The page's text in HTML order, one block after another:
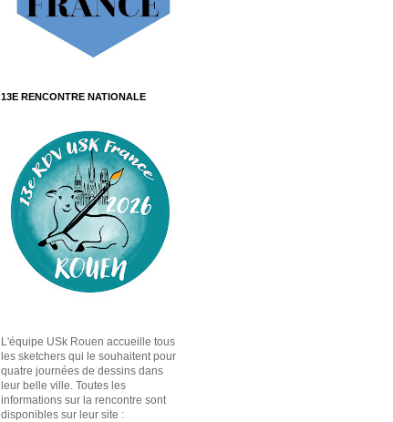
13E RENCONTRE NATIONALE
L'équipe USk Rouen accueille tous
les sketchers qui le souhaitent pour
quatre journées de dessins dans
leur belle ville. Toutes les
informations sur la rencontre sont
disponibles sur leur site :